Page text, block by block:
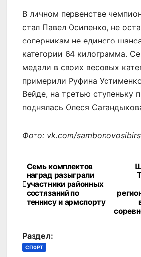
В личном первенстве
стал Павел Осипенко, не
соперникам не единого
категории 64 килограмма.
медали в своих весовых
примерили Руфина
Вейде, на третью ступеньку
поднялась Олеся
Фото: vk.com/
Навигация
по
записям
Семь комплектов
наград разыграли
участники районных
состязаний по
теннису и армспорту
Раздел:
СПОРТ